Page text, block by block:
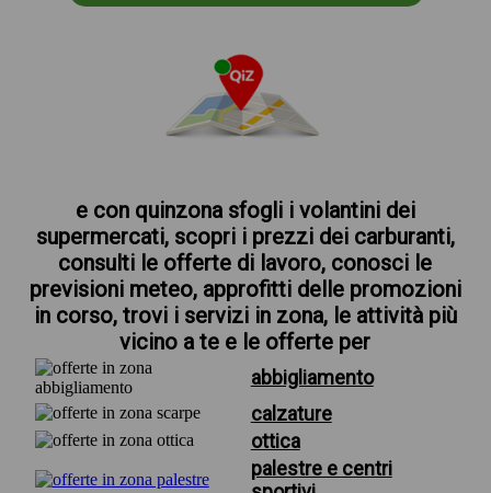
e con quinzona sfogli i volantini dei
supermercati, scopri i prezzi dei carburanti,
consulti le offerte di lavoro, conosci le
previsioni meteo, approfitti delle promozioni
in corso, trovi i servizi in zona, le attività più
vicino a te e le offerte per
abbigliamento
calzature
ottica
palestre e centri